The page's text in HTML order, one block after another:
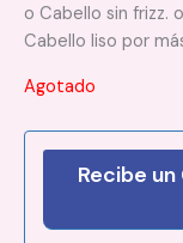
o Cabello sin frizz.
Cabello liso por
Agotado
Recibe